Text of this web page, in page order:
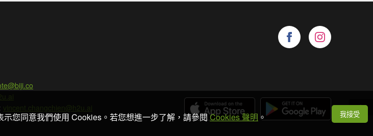
vincent.changchien@h2u.ai
您同意我們使用 Cookies。若您想進一步了解，請參閱Cookies 聲明 。 我接受